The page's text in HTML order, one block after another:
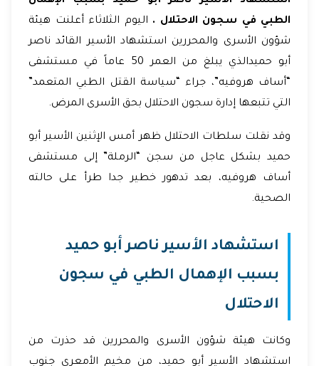
الطبي في سجون الاحتلال . اليوم الثلاثاء أعلنت هيئة
شؤون الأسرى والمحررين استشهاد الأسير القائد ناصر
أبو حميدالذي يبلغ من العمر 50 عاماً في مستشفى
“أساف هروفيه”، جراء “سياسة القتل الطبي المتعمد”
التي تتبعها إدارة سجون الاحتلال بحق الأسرى المرض.
وقد نقلت سلطات الاحتلال ظهر أمس الإثنين الأسير أبو
حميد بشكل عاجل من سجن “الرملة” إلى مستشفى
أساف هروفيه، بعد تدهور خطير جدا طرأ على حالته
الصحية.
استشهاد الأسير ناصر أبو حميد
بسبب الإهمال الطبي في سجون
الاحتلال
وكانت هيئة شؤون الأسرى والمحررين قد حذرت من
استشهاد الأسير أبو حميد، من مخيم الأمعري جنوب